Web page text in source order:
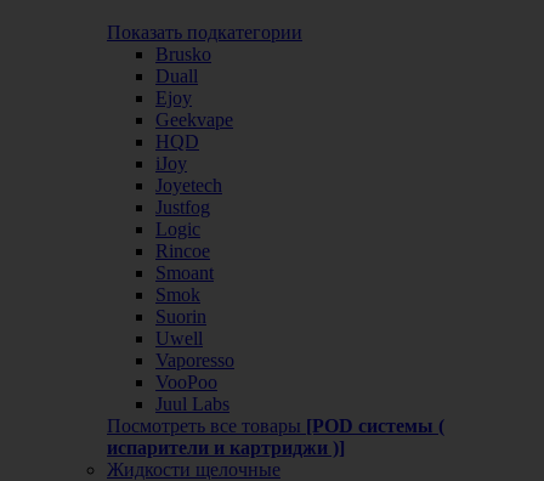
Показать подкатегории
Brusko
Duall
Ejoy
Geekvape
HQD
iJoy
Joyetech
Justfog
Logic
Rincoe
Smoant
Smok
Suorin
Uwell
Vaporesso
VooPoo
Juul Labs
Посмотреть все товары [POD системы (
испарители и картриджи )]
Жидкости щелочные